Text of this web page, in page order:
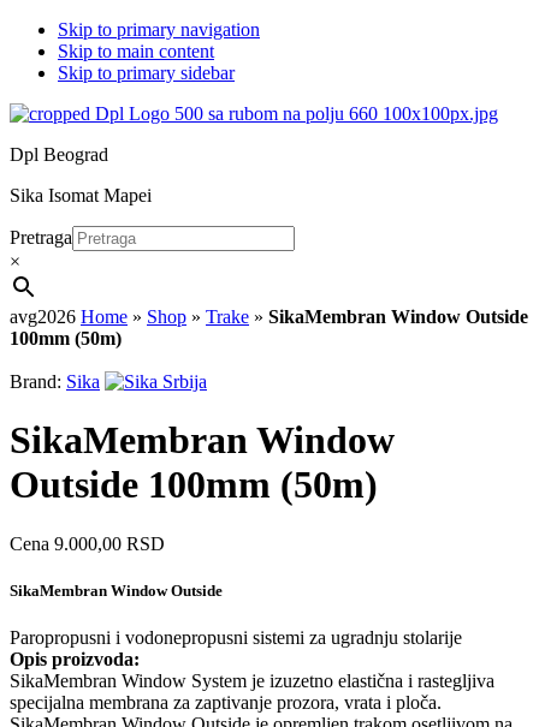
Skip to primary navigation
Skip to main content
Skip to primary sidebar
Dpl Beograd
Sika Isomat Mapei
Pretraga
×
avg2026 Home » Shop » Trake » SikaMembran Window Outside
100mm (50m)
Brand: Sika
SikaMembran Window
Outside 100mm (50m)
Cena 9.000,00 RSD
SikaMembran Window Outside
Paropropusni i vodonepropusni sistemi za ugradnju stolarije
Opis proizvoda:
SikaMembran Window System je izuzetno elastična i rastegljiva
specijalna membrana za zaptivanje prozora, vrata i ploča.